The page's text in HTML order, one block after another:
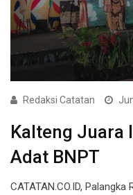
Redaksi Catatan
Kalteng Juara
Adat BNPT
CATATAN.CO.ID,